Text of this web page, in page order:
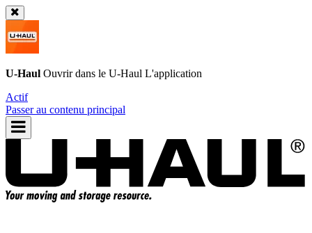
U-Haul Ouvrir dans le U-Haul L'application
Actif
Passer au contenu principal